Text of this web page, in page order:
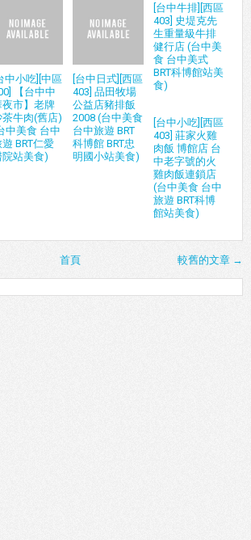
中小吃][中區
【台中中
夜市】老牌
茶牛肉(舊店)
中美食 台中
BRT仁愛
院站美食)
[台中日式][西區
403] 品田牧場
公益店豬排飯
2008 (台中美食
台中旅遊 BRT
科博館 BRT忠
明國小站美食)
[台中牛排][西區
403] 史堤克先
生重量級牛排
健行店 (台中美
食 台中美式
BRT科博館站美
食)
[台中小吃][西區
403] 莊家火雞
肉飯 博館店 台
中老字號的火
雞肉飯連鎖店
(台中美食 台中
旅遊 BRT科博
館站美食)
較舊的文章 →
首頁